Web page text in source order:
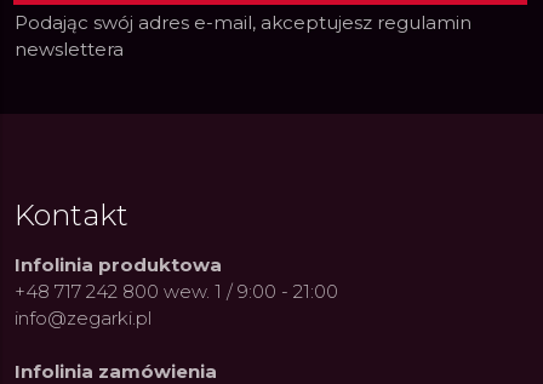
Podając swój adres e-mail, akceptujesz regulamin
newslettera
Kontakt
Infolinia produktowa
+48 717 242 800 wew. 1 / 9:00 - 21:00
info@zegarki.pl
Infolinia zamówienia